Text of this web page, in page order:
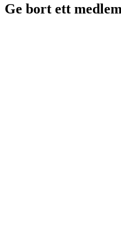
Ge bort ett